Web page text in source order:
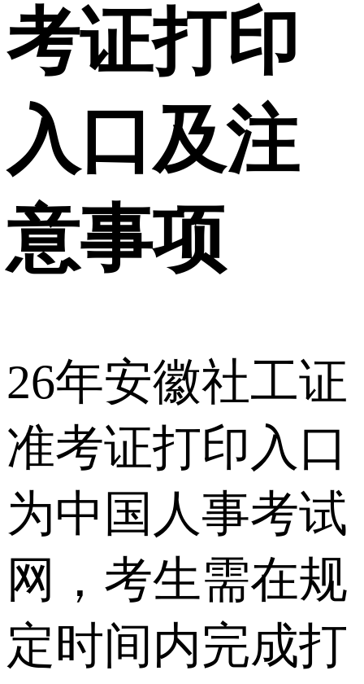
考证打印
入口及注
意事项
26年安徽社工证
准考证打印入口
为中国人事考试
网，考生需在规
定时间内完成打